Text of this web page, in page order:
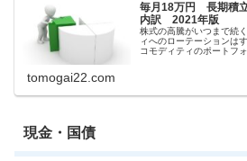
毎月18万円 長期積
内訳 2021年版
株式の高騰がいつまで続
ィへのローテーションは
コモディティのポートフ
tomogai22.com
現金・国債